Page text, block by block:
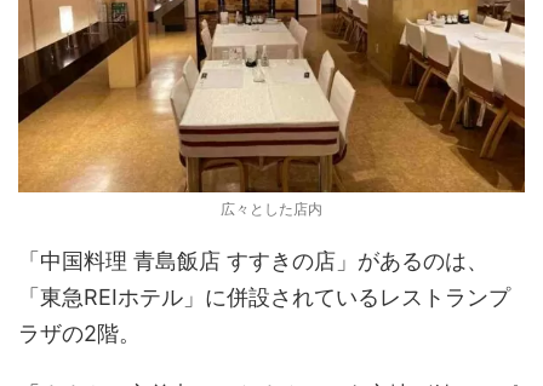
広々とした店内
「中国料理 青島飯店 すすきの店」があるのは、
「東急REIホテル」に併設されているレストランプ
ラザの2階。